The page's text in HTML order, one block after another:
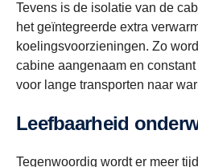
Tevens is de isolatie van de
het geïntegreerde extra
koelingsvoorzieningen. Zo
cabine aangenaam en
voor lange transporten naar
Leefbaarheid
Tegenwoordig wordt er meer